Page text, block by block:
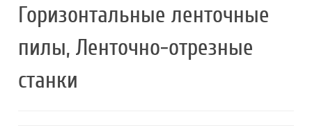
Горизонтальные ленточные
пилы, Ленточно-отрезные
станки